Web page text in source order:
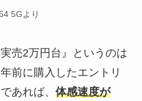
5Gより
売2万円台』というのは
前に購入したエントリ
あれば、 体感速度が